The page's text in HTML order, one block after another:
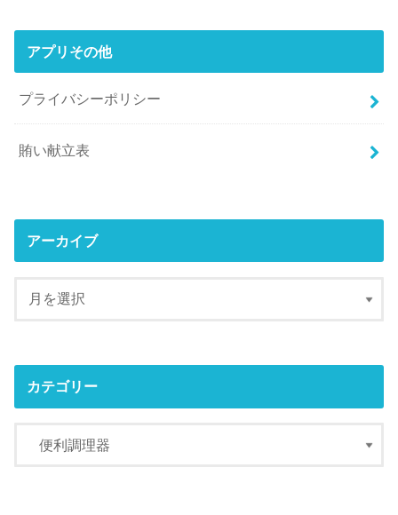
アプリその他
プライバシーポリシー
賄い献立表
アーカイブ
カテゴリー